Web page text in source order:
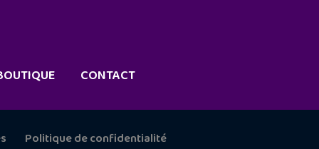
CONTACT
Politique de confidentialité